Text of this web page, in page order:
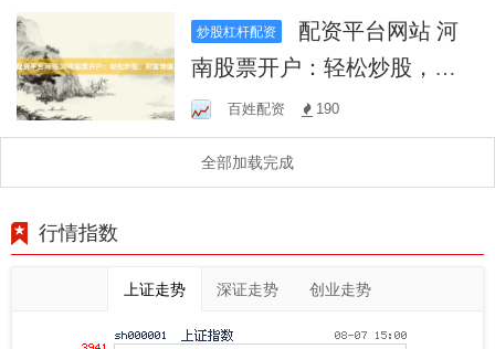
炒股杠杆配资
南股票开户：轻松炒股，财
富增值！
百姓配资 190
全部加载完成
行情指数
上证走势 深证走势 创业走势